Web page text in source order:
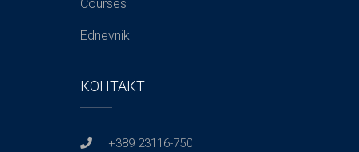
Courses
Ednevnik
КОНТАКТ
+389 23116-750